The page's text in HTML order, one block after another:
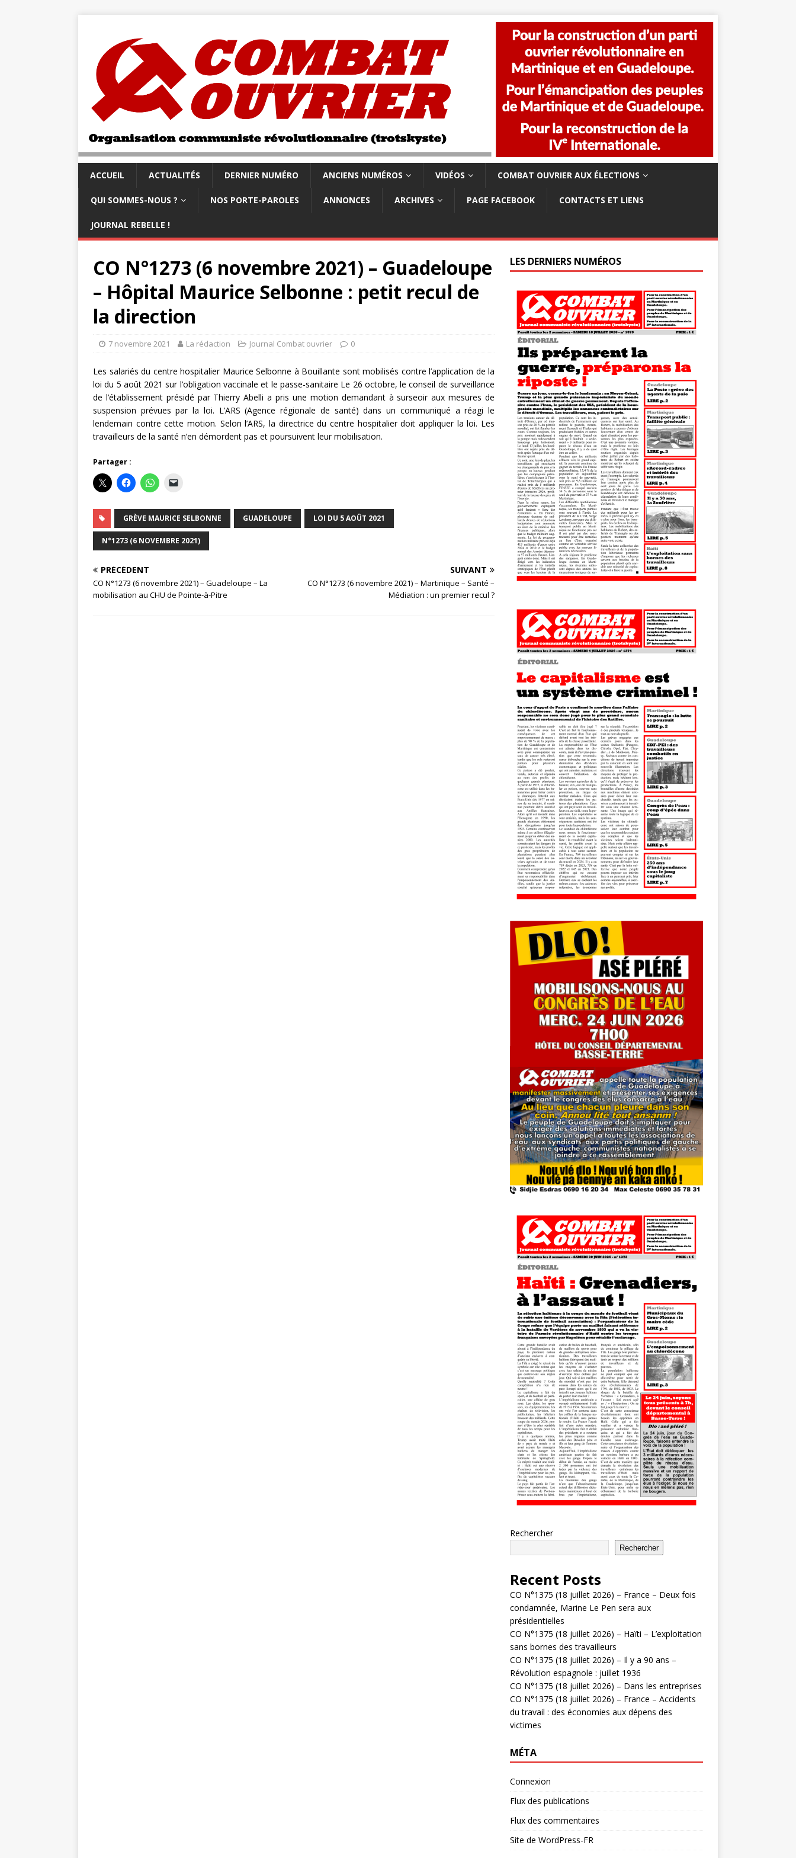
ACCUEIL ACTUALITÉS DERNIER NUMÉRO ANCIENS NUMÉROS VIDÉOS COMBAT OUVRIER AUX ÉLECTIONS
QUI SOMMES-NOUS ? NOS PORTE-PAROLES ANNONCES ARCHIVES PAGE FACEBOOK CONTACTS ET LIENS
JOURNAL REBELLE !
CO N°1273 (6 novembre 2021) – Guadeloupe
– Hôpital Maurice Selbonne : petit recul de
la direction
7 novembre 2021 La rédaction Journal Combat ouvrier 0
Les salariés du centre hospitalier Maurice Selbonne à Bouillante sont mobilisés contre l’application de la
loi du 5 août 2021 sur l’obligation vaccinale et le passe-sanitaire Le 26 octobre, le conseil de surveillance
de l’établissement présidé par Thierry Abelli a pris une motion demandant à surseoir aux mesures de
suspension prévues par la loi. L’ARS (Agence régionale de santé) dans un communiqué a réagi le
lendemain contre cette motion. Selon l’ARS, la directrice du centre hospitalier doit appliquer la loi. Les
travailleurs de la santé n’en démordent pas et poursuivent leur mobilisation.
Partager :
GRÈVE MAURICE SELBONNE GUADELOUPE LOI DU 5 AOÛT 2021
N°1273 (6 NOVEMBRE 2021)
PRÉCÉDENT
CO N°1273 (6 novembre 2021) – Guadeloupe – La
mobilisation au CHU de Pointe-à-Pitre
SUIVANT
CO N°1273 (6 novembre 2021) – Martinique – Santé –
Médiation : un premier recul ?
LES DERNIERS NUMÉROS
Rechercher
Rechercher
Recent Posts
CO N°1375 (18 juillet 2026) – France – Deux fois
condamnée, Marine Le Pen sera aux
présidentielles
CO N°1375 (18 juillet 2026) – Haïti – L’exploitation
sans bornes des travailleurs
CO N°1375 (18 juillet 2026) – Il y a 90 ans –
Révolution espagnole : juillet 1936
CO N°1375 (18 juillet 2026) – Dans les entreprises
CO N°1375 (18 juillet 2026) – France – Accidents
du travail : des économies aux dépens des
victimes
MÉTA
Connexion
Flux des publications
Flux des commentaires
Site de WordPress-FR